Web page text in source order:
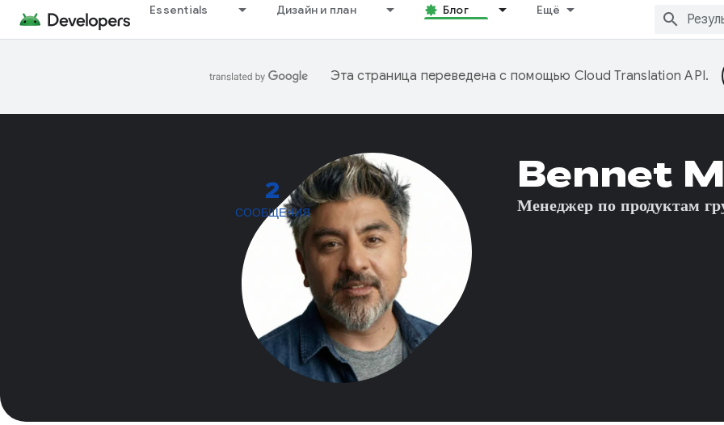
Essentials Дизайн и план Блог Ещё
Эта страница переведена с помощью Cloud Translation API.
2
СООБЩЕНИЯ
Bennet
Менеджер по продуктам